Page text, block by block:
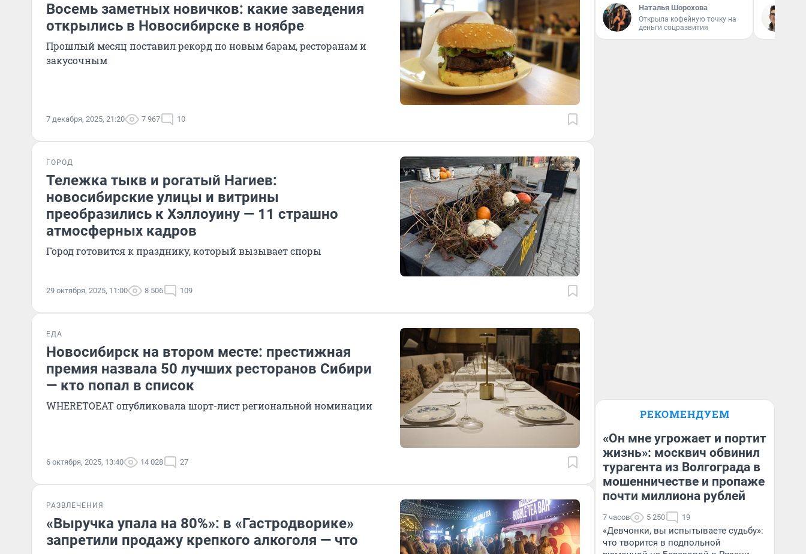
Восемь заметных новичков: какие заведения
открылись в Новосибирске в ноябре
Прошлый месяц поставил рекорд по новым барам, ресторанам и
закусочным
7 декабря, 2025, 21:20 7 967 10
ГОРОД
Тележка тыкв и рогатый Нагиев:
новосибирские улицы и витрины
преобразились к Хэллоуину — 11 страшно
атмосферных кадров
Город готовится к празднику, который вызывает споры
29 октября, 2025, 11:00 8 506 109
ЕДА
Новосибирск на втором месте: престижная
премия назвала 50 лучших ресторанов Сибири
— кто попал в список
WHERETOEAT опубликовала шорт-лист региональной номинации
6 октября, 2025, 13:40 14 028 27
РАЗВЛЕЧЕНИЯ
«Выручка упала на 80%»: в «Гастродворике»
запретили продажу крепкого алкоголя — что
Наталья Шорохова
Открыла кофейную точку на
деньги соцразвития
РЕКОМЕНДУЕМ
«Он мне угрожает и портит
жизнь»: москвич обвинил
турагента из Волгограда в
мошенничестве и пропаже
почти миллиона рублей
7 часов 5 250 19
«Девчонки, вы испытываете судьбу»:
что творится в подпольной